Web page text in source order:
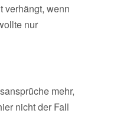
verhängt, wenn
nur
mehr,
nicht der Fall